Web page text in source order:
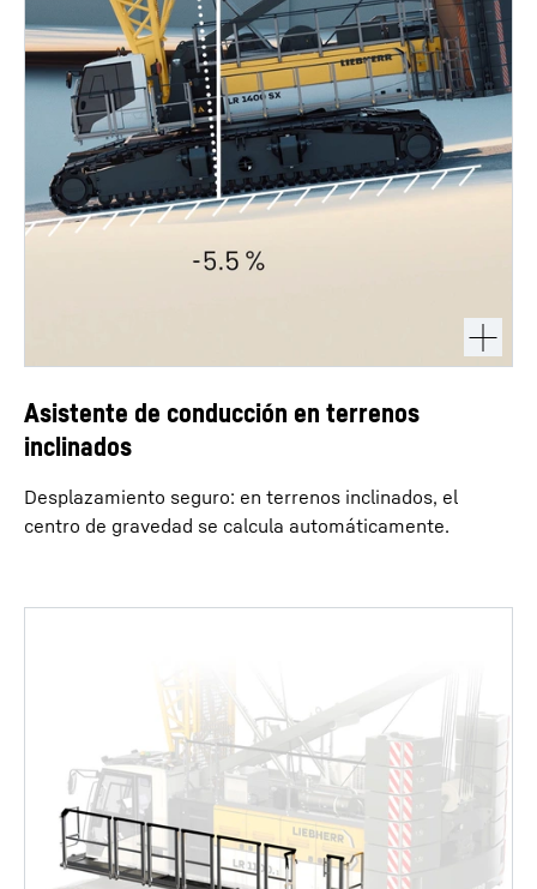
Asistente de conducción en terrenos
inclinados
Desplazamiento seguro: en terrenos inclinados, el
centro de gravedad se calcula automáticamente.